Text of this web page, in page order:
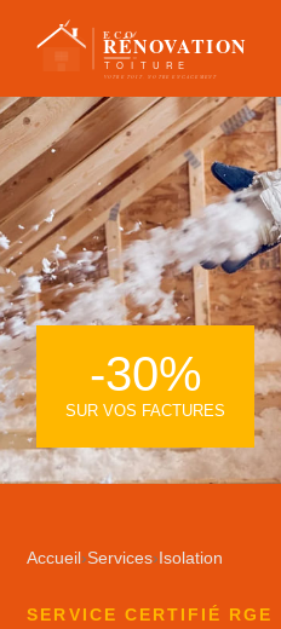
Accueil ›Services› Isolation
SERVICE CERTIFIÉ RGE
-30%
SUR VOS FACTURES